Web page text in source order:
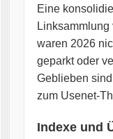
Eine
waren 2026
geparkt oder
Geblieben
zum Usenet-
Indexe und